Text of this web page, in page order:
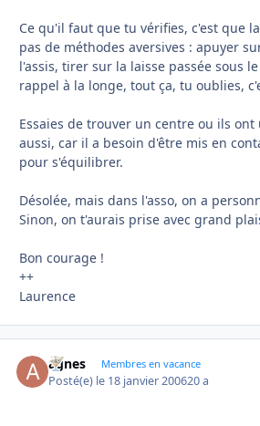
Ce qu'il faut que tu vérifies, c'est que
pas de méthodes aversives : apuyer
l'assis, tirer sur la laisse passée sous
rappel à la longe, tout ça, tu oublies,
Essaies de trouver un centre ou ils ont
aussi, car il a besoin d'être mis en
pour s'équilibrer.
Désolée, mais dans l'asso, on a
Sinon, on t'aurais prise avec grand
Bon courage !
++
Laurence
agnes Membres en vacance
Posté(e) le 18 janvier 200620 a